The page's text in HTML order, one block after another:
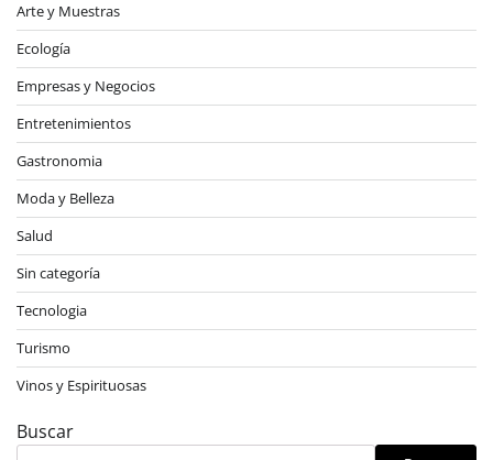
Arte y Muestras
Ecología
Empresas y Negocios
Entretenimientos
Gastronomia
Moda y Belleza
Salud
Sin categoría
Tecnologia
Turismo
Vinos y Espirituosas
Buscar